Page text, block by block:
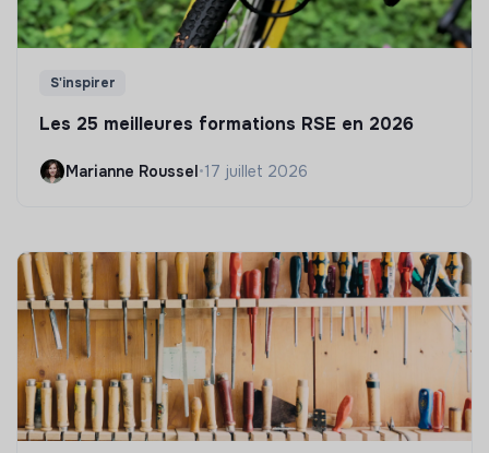
S'inspirer
Les 25 meilleures formations RSE en 2026
Marianne Roussel•17 juillet 2026